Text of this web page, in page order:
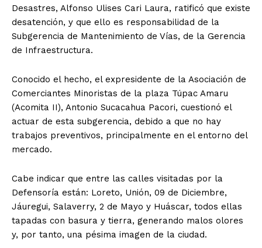
Desastres, Alfonso Ulises Cari Laura, ratificó que existe
desatención, y que ello es responsabilidad de la
Subgerencia de Mantenimiento de Vías, de la Gerencia
de Infraestructura.
Conocido el hecho, el expresidente de la Asociación de
Comerciantes Minoristas de la plaza Túpac Amaru
(Acomita II), Antonio Sucacahua Pacori, cuestionó el
actuar de esta subgerencia, debido a que no hay
trabajos preventivos, principalmente en el entorno del
mercado.
Cabe indicar que entre las calles visitadas por la
Defensoría están: Loreto, Unión, 09 de Diciembre,
Jáuregui, Salaverry, 2 de Mayo y Huáscar, todos ellas
tapadas con basura y tierra, generando malos olores
y, por tanto, una pésima imagen de la ciudad.